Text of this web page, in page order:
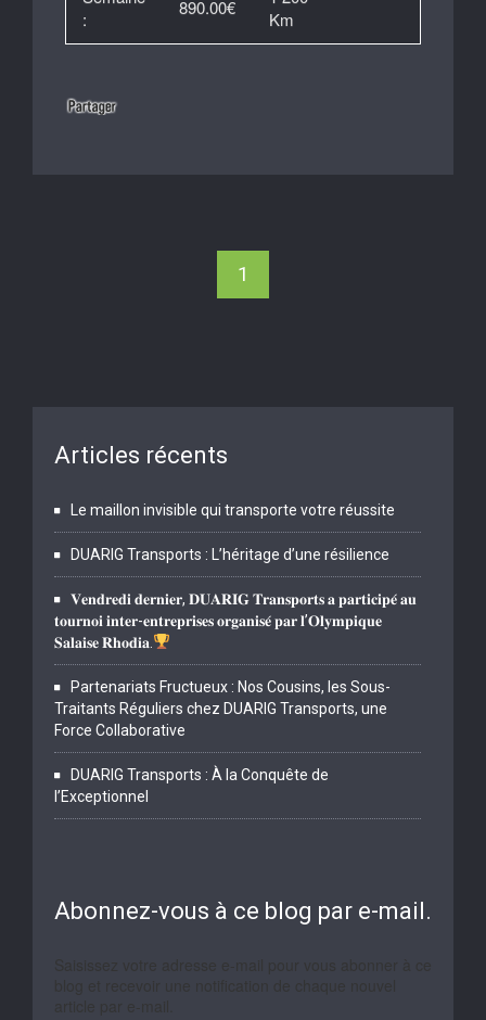
:
890.00€
Km
1
Articles récents
Le maillon invisible qui transporte votre réussite
DUARIG Transports : L’héritage d’une résilience
𝐕𝐞𝐧𝐝𝐫𝐞𝐝𝐢 𝐝𝐞𝐫𝐧𝐢𝐞𝐫, 𝐃𝐔𝐀𝐑𝐈𝐆 𝐓𝐫𝐚𝐧𝐬𝐩𝐨𝐫𝐭𝐬 𝐚 𝐩𝐚𝐫𝐭𝐢𝐜𝐢𝐩𝐞́ 𝐚𝐮
𝐭𝐨𝐮𝐫𝐧𝐨𝐢 𝐢𝐧𝐭𝐞𝐫-𝐞𝐧𝐭𝐫𝐞𝐩𝐫𝐢𝐬𝐞𝐬 𝐨𝐫𝐠𝐚𝐧𝐢𝐬𝐞́ 𝐩𝐚𝐫 𝐥’𝐎𝐥𝐲𝐦𝐩𝐢𝐪𝐮𝐞
𝐒𝐚𝐥𝐚𝐢𝐬𝐞 𝐑𝐡𝐨𝐝𝐢𝐚.
Partenariats Fructueux : Nos Cousins, les Sous-
Traitants Réguliers chez DUARIG Transports, une
Force Collaborative
DUARIG Transports : À la Conquête de
l’Exceptionnel
Abonnez-vous à ce blog par e-mail.